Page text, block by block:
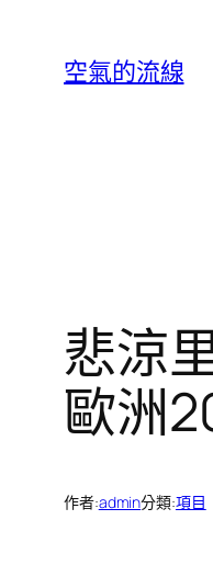
空氣的流線
悲涼
歐洲
作者:admin分類:項目